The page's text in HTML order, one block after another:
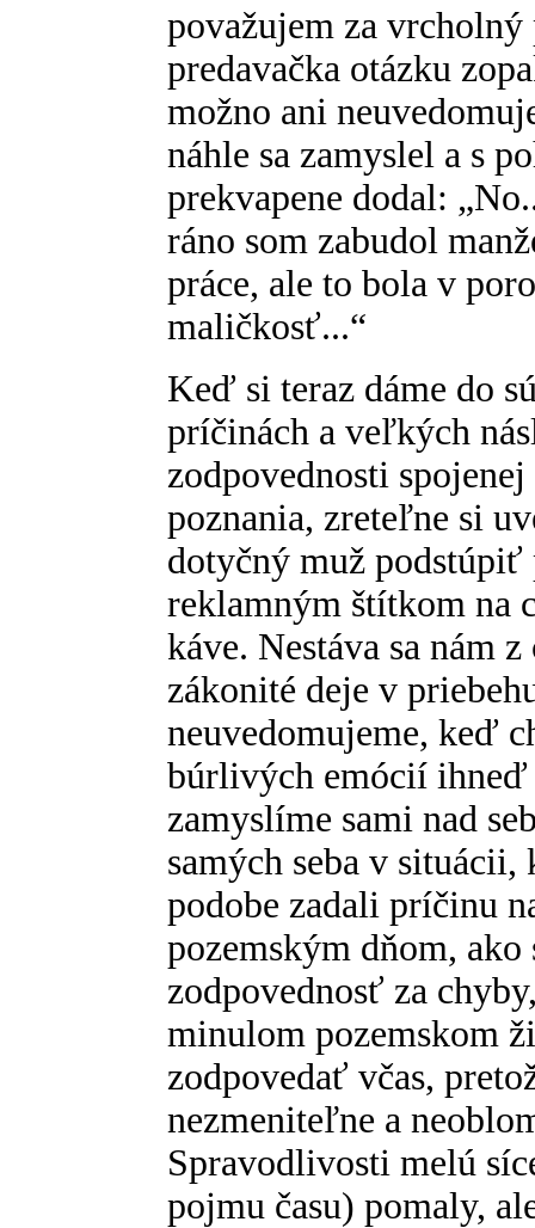
považujem za
predavačka otázku
možno ani
náhle sa zamyslel a s
prekvapene dodal:
ráno som zabudol
práce, ale to bola v
maličkosť...“
Keď si teraz dáme do
príčinách a veľkých
zodpovednosti
poznania, zreteľne si
dotyčný muž podstúpiť
reklamným štítkom na
káve. Nestáva sa nám
zákonité deje v
neuvedomujeme, keď
búrlivých emócií ihneď
zamyslíme sami nad
samých seba v
podobe zadali príčinu
pozemským dňom,
zodpovednosť za
minulom pozemskom
zodpovedať včas,
nezmeniteľne a
Spravodlivosti melú
pojmu času) pomaly,